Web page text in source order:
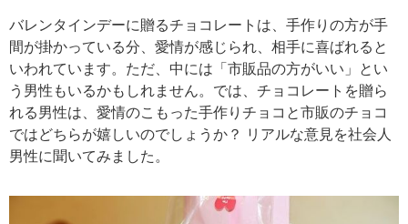
バレンタインデーに贈るチョコレートは、手作りの方が手
間が掛かっている分、愛情が感じられ、相手に喜ばれると
いわれています。ただ、中には「市販品の方がいい」とい
う男性もいるかもしれません。では、チョコレートを贈ら
れる男性は、愛情のこもった手作りチョコと市販のチョコ
ではどちらが嬉しいのでしょうか？ リアルな意見を社会人
男性に聞いてみました。